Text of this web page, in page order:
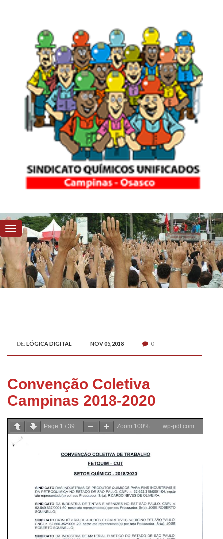
DE: LÓGICA DIGITAL NOV 05, 2018 0
Convenção Coletiva
Campinas 2018-2020
Page 1 / 39 Zoom 100% wp-pdf.com